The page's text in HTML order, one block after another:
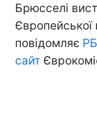
Брюсселі
Європейської
повідомляє
сайт